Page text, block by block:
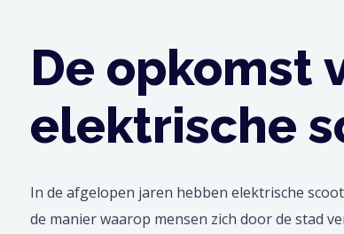
De opkomst
elektrische
In de afgelopen jaren hebben elektrische
de manier waarop mensen zich door de stad